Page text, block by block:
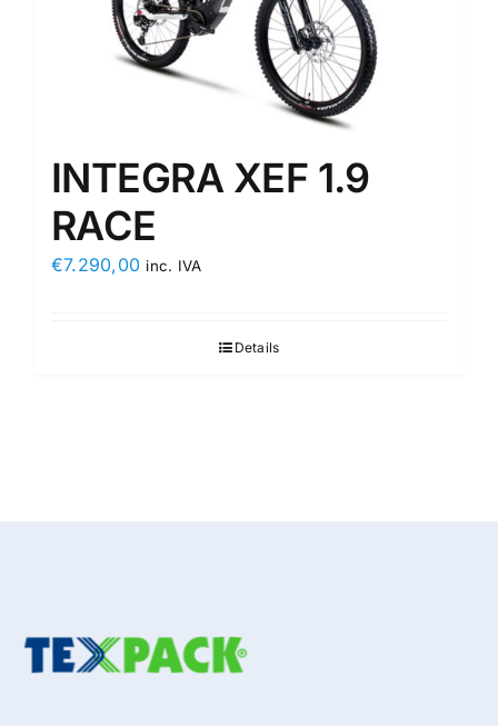
INTEGRA XEF 1.9
RACE
€7.290,00 inc. IVA
Details